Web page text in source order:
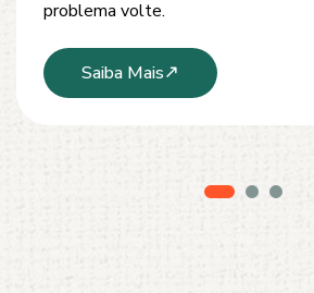
serviço limpo, ágil e sem danos à
Saiba Mais